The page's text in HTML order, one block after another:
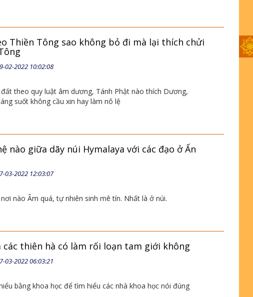
Thiền Tông sao không bỏ đi mà lại thích chửi
02-2022 10:02:08
theo quy luật âm dương, Tánh Phật nào thích Dương,
suốt không cầu xin hay làm nô lệ
nào giữa dãy núi Hymalaya với các đạo ở Ấn
03-2022 12:03:07
nào Âm quá, tự nhiên sinh mê tín. Nhất là ở núi.
các thiên hà có làm rối loạn tam giới không
03-2022 06:03:21
bằng khoa học để tìm hiểu các nhà khoa học nói đúng